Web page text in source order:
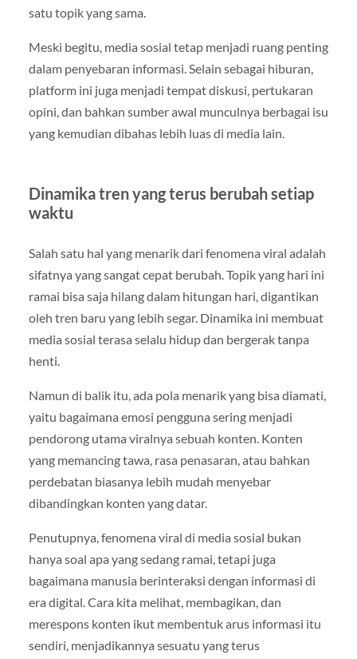
satu topik yang sama.
Meski begitu, media sosial tetap menjadi ruang penting
dalam penyebaran informasi. Selain sebagai hiburan,
platform ini juga menjadi tempat diskusi, pertukaran
opini, dan bahkan sumber awal munculnya berbagai isu
yang kemudian dibahas lebih luas di media lain.
Dinamika tren yang terus berubah setiap
waktu
Salah satu hal yang menarik dari fenomena viral adalah
sifatnya yang sangat cepat berubah. Topik yang hari ini
ramai bisa saja hilang dalam hitungan hari, digantikan
oleh tren baru yang lebih segar. Dinamika ini membuat
media sosial terasa selalu hidup dan bergerak tanpa
henti.
Namun di balik itu, ada pola menarik yang bisa diamati,
yaitu bagaimana emosi pengguna sering menjadi
pendorong utama viralnya sebuah konten. Konten
yang memancing tawa, rasa penasaran, atau bahkan
perdebatan biasanya lebih mudah menyebar
dibandingkan konten yang datar.
Penutupnya, fenomena viral di media sosial bukan
hanya soal apa yang sedang ramai, tetapi juga
bagaimana manusia berinteraksi dengan informasi di
era digital. Cara kita melihat, membagikan, dan
merespons konten ikut membentuk arus informasi itu
sendiri, menjadikannya sesuatu yang terus